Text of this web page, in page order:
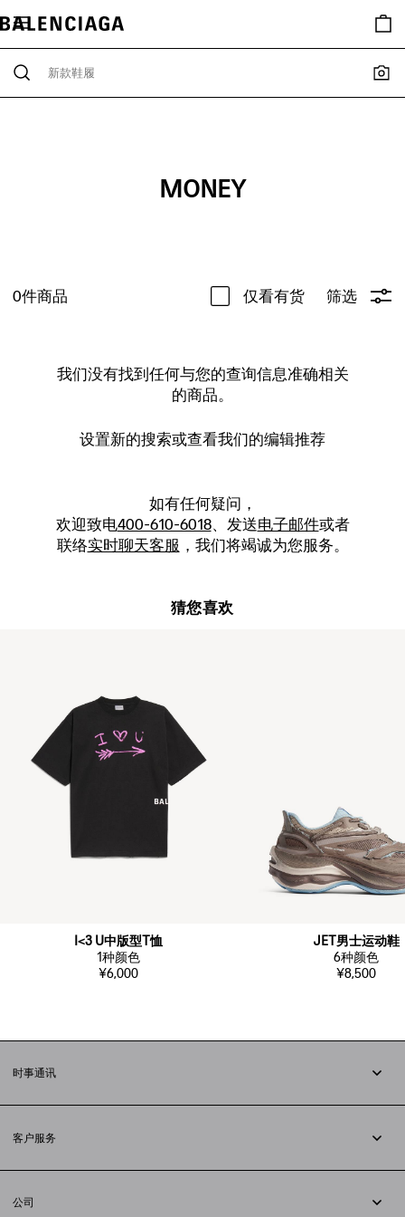
MONEY
0件商品 仅看有货 筛选
我们没有找到任何与您的查询信息准确相关
的商品。
设置新的搜索或查看我们的编辑推荐
如有任何疑问，
欢迎致电400-610-6018、发送电子邮件或者
联络实时聊天客服 ，我们将竭诚为您服务。
猜您喜欢
I<3 U中版型T恤
1种颜色
¥6,000
JET男士运动鞋
6种颜色
¥8,500
时事通讯
客户服务
配送方式
公司